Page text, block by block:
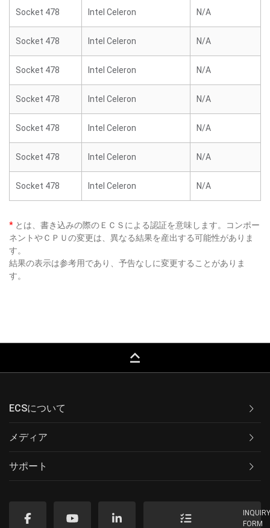
Socket 478 Intel Celeron N/A
Socket 478 Intel Celeron N/A
Socket 478 Intel Celeron N/A
Socket 478 Intel Celeron N/A
Socket 478 Intel Celeron N/A
Socket 478 Intel Celeron N/A
Socket 478 Intel Celeron N/A
* とは、書き込みの際のＥＣＳによる認証を意味します。コンポー
ネントやＣＰＵの変更は、異なる結果を産出する可能性がありま
す。
結果の表示は参考用であり、予告なしに変更することがありま
す。
keyboard_capslock
ECSについて
メディア
サポート
FORM